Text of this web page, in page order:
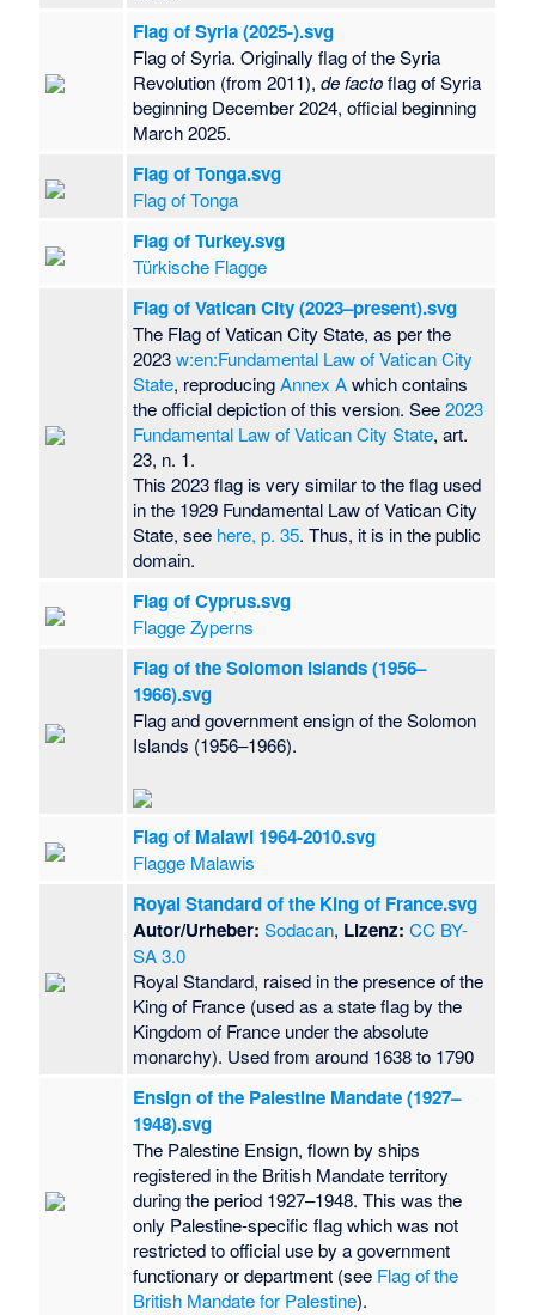
Flag of Syria (2025-).svg
Flag of Syria. Originally flag of the Syria
Revolution (from 2011),de factoflag of Syria
beginning December 2024, official beginning
March 2025.
Flag of Tonga.svg
Flag of Tonga
Flag of Turkey.svg
Türkische Flagge
Flag of Vatican City (2023–present).svg
The Flag of Vatican City State, as per the
2023w:en:Fundamental Law of Vatican City
State, reproducingAnnex Awhich contains
the official depiction of this version. See2023
Fundamental Law of Vatican City State, art.
23, n. 1.
This 2023 flag is very similar to the flag used
in the 1929 Fundamental Law of Vatican City
State, see here, p. 35. Thus, it is in the public
domain.
Flag of Cyprus.svg
Flagge Zyperns
Flag of the Solomon Islands (1956–
1966).svg
Flag and government ensign of the Solomon
Islands (1956–1966).
Flag of Malawi 1964-2010.svg
Flagge Malawis
Royal Standard of the King of France.svg
Autor/Urheber: Sodacan, Lizenz: CC BY-
SA 3.0
Royal Standard, raised in the presence of the
King of France (used as a state flag by the
Kingdom of France under the absolute
monarchy). Used from around 1638 to 1790
Ensign of the Palestine Mandate (1927–
1948).svg
The Palestine Ensign, flown by ships
registered in the British Mandate territory
during the period 1927–1948. This was the
only Palestine-specific flag which was not
restricted to official use by a government
functionary or department (see Flag of the
British Mandate for Palestine).